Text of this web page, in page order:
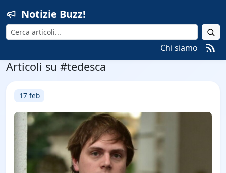
Notizie Buzz!
Cerca
Chi siamo
Articoli su #tedesca
17 feb